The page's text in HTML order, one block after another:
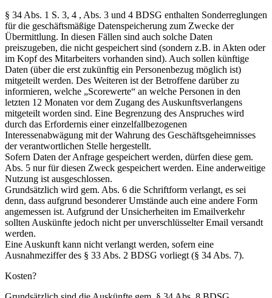
§ 34 Abs. 1 S. 3, 4 , Abs. 3 und 4 BDSG enthalten Sonderreglungen
für die geschäftsmäßige Datenspeicherung zum Zwecke der
Übermittlung. In diesen Fällen sind auch solche Daten
preiszugeben, die nicht gespeichert sind (sondern z.B. in Akten oder
im Kopf des Mitarbeiters vorhanden sind). Auch sollen künftige
Daten (über die erst zukünftig ein Personenbezug möglich ist)
mitgeteilt werden. Des Weiteren ist der Betroffene darüber zu
informieren, welche „Scorewerte“ an welche Personen in den
letzten 12 Monaten vor dem Zugang des Auskunftsverlangens
mitgeteilt worden sind. Eine Begrenzung des Anspruches wird
durch das Erfordernis einer einzelfallbezogenen
Interessenabwägung mit der Wahrung des Geschäftsgeheimnisses
der verantwortlichen Stelle hergestellt.
Sofern Daten der Anfrage gespeichert werden, dürfen diese gem.
Abs. 5 nur für diesen Zweck gespeichert werden. Eine anderweitige
Nutzung ist ausgeschlossen.
Grundsätzlich wird gem. Abs. 6 die Schriftform verlangt, es sei
denn, dass aufgrund besonderer Umstände auch eine andere Form
angemessen ist. Aufgrund der Unsicherheiten im Emailverkehr
sollten Auskünfte jedoch nicht per unverschlüsselter Email versandt
werden.
Eine Auskunft kann nicht verlangt werden, sofern eine
Ausnahmeziffer des § 33 Abs. 2 BDSG vorliegt (§ 34 Abs. 7).
Kosten?